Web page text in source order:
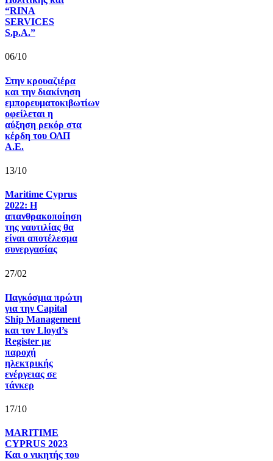
“RINA
SERVICES
S.p.A.”
06/10
Στην κρουαζιέρα
και την διακίνηση
εμπορευματοκιβωτίων
οφείλεται η
αύξηση ρεκόρ στα
κέρδη του ΟΛΠ
Α.Ε.
13/10
Maritime Cyprus
2022: Η
απανθρακοποίηση
της ναυτιλίας θα
είναι αποτέλεσμα
συνεργασίας
27/02
Παγκόσμια πρώτη
για την Capital
Ship Management
και τον Lloyd’s
Register με
παροχή
ηλεκτρικής
ενέργειας σε
τάνκερ
17/10
MARITIME
CYPRUS 2023
Και ο νικητής του